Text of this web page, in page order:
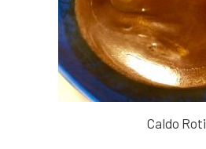
Caldo Roti